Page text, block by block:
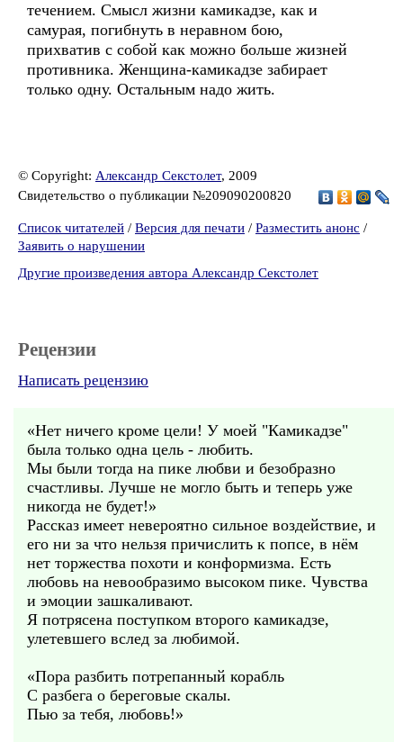
течением. Смысл жизни камикадзе, как и
самурая, погибнуть в неравном бою,
прихватив с собой как можно больше жизней
противника. Женщина-камикадзе забирает
только одну. Остальным надо жить.
© Copyright: Александр Секстолет, 2009
Свидетельство о публикации №209090200820
Список читателей / Версия для печати / Разместить анонс /
Заявить о нарушении
Другие произведения автора Александр Секстолет
Рецензии
Написать рецензию
«Нет ничего кроме цели! У моей "Камикадзе"
была только одна цель - любить.
Мы были тогда на пике любви и безобразно
счастливы. Лучше не могло быть и теперь уже
никогда не будет!»
Рассказ имеет невероятно сильное воздействие, и
его ни за что нельзя причислить к попсе, в нём
нет торжества похоти и конформизма. Есть
любовь на невообразимо высоком пике. Чувства
и эмоции зашкаливают.
Я потрясена поступком второго камикадзе,
улетевшего вслед за любимой.
«Пора разбить потрепанный корабль
С разбега о береговые скалы.
Пью за тебя, любовь!»